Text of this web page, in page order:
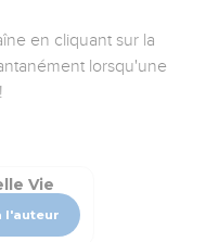
en cliquant sur la
lorsqu'une
Vie
l'auteur